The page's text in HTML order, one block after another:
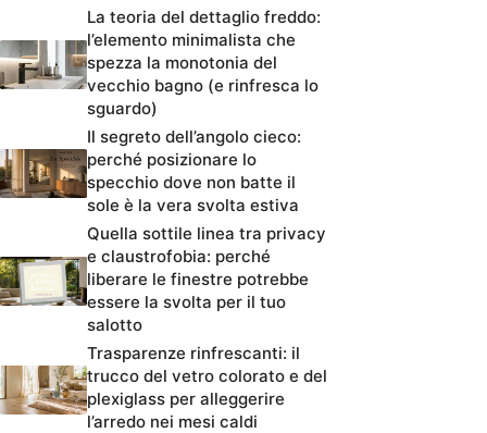
La teoria del dettaglio freddo:
l’elemento minimalista che
spezza la monotonia del
vecchio bagno (e rinfresca lo
sguardo)
Il segreto dell’angolo cieco:
perché posizionare lo
specchio dove non batte il
sole è la vera svolta estiva
Quella sottile linea tra privacy
e claustrofobia: perché
liberare le finestre potrebbe
essere la svolta per il tuo
salotto
Trasparenze rinfrescanti: il
trucco del vetro colorato e del
plexiglass per alleggerire
l’arredo nei mesi caldi